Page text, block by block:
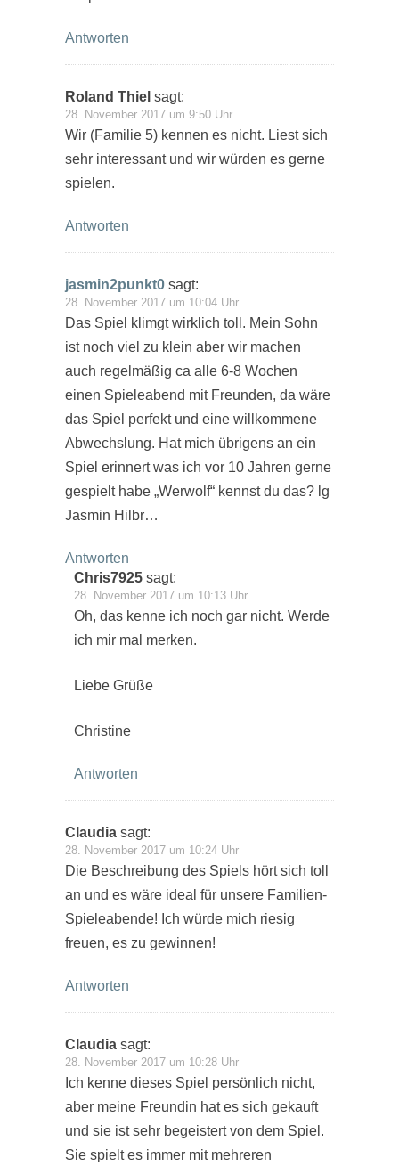
Antworten
Roland Thiel sagt:
28. November 2017 um 9:50 Uhr
Wir (Familie 5) kennen es nicht. Liest sich
sehr interessant und wir würden es gerne
spielen.
Antworten
jasmin2punkt0 sagt:
28. November 2017 um 10:04 Uhr
Das Spiel klimgt wirklich toll. Mein Sohn
ist noch viel zu klein aber wir machen
auch regelmäßig ca alle 6-8 Wochen
einen Spieleabend mit Freunden, da wäre
das Spiel perfekt und eine willkommene
Abwechslung. Hat mich übrigens an ein
Spiel erinnert was ich vor 10 Jahren gerne
gespielt habe „Werwolf“ kennst du das? lg
Jasmin Hilbr…
Antworten
Chris7925 sagt:
28. November 2017 um 10:13 Uhr
Oh, das kenne ich noch gar nicht. Werde
ich mir mal merken.
Liebe Grüße
Christine
Antworten
Claudia sagt:
28. November 2017 um 10:24 Uhr
Die Beschreibung des Spiels hört sich toll
an und es wäre ideal für unsere Familien-
Spieleabende! Ich würde mich riesig
freuen, es zu gewinnen!
Antworten
Claudia sagt:
28. November 2017 um 10:28 Uhr
Ich kenne dieses Spiel persönlich nicht,
aber meine Freundin hat es sich gekauft
und sie ist sehr begeistert von dem Spiel.
Sie spielt es immer mit mehreren